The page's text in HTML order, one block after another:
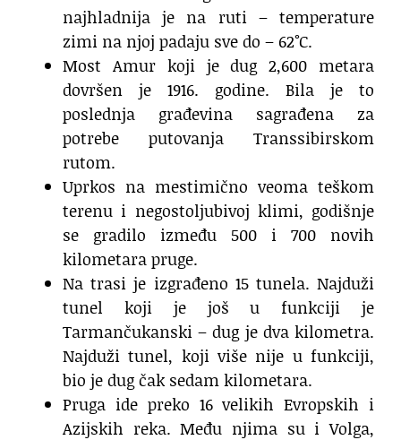
najhladnija je na ruti – temperature
zimi na njoj padaju sve do – 62°C.
Most Amur koji je dug 2,600 metara
dovršen je 1916. godine. Bila je to
poslednja građevina sagrađena za
potrebe putovanja Transsibirskom
rutom.
Uprkos na mestimično veoma teškom
terenu i negostoljubivoj klimi, godišnje
se gradilo između 500 i 700 novih
kilometara pruge.
Na trasi je izgrađeno 15 tunela. Najduži
tunel koji je još u funkciji je
Tarmančukanski – dug je dva kilometra.
Najduži tunel, koji više nije u funkciji,
bio je dug čak sedam kilometara.
Pruga ide preko 16 velikih Evropskih i
Azijskih reka. Među njima su i Volga,